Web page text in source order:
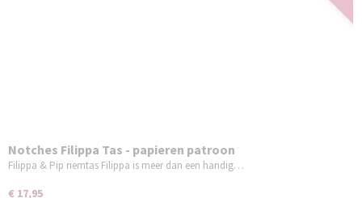
Notches Filippa Tas - papieren patroon
Filippa & Pip riemtas Filippa is meer dan een handig…
€ 17,95